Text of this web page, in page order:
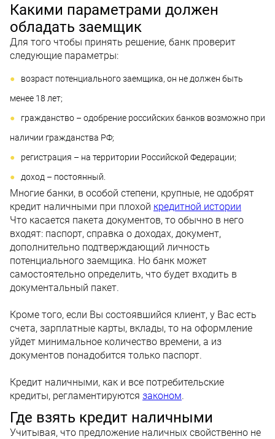
Какими параметрами должен
обладать заемщик
Для того чтобы принять решение, банк проверит
следующие параметры:
возраст потенциального заемщика, он не должен быть
менее 18 лет;
гражданство – одобрение российских банков возможно при
наличии гражданства РФ;
регистрация – на территории Российской Федерации;
доход – постоянный.
Многие банки, в особой степени, крупные, не одобрят
кредит наличными при плохой кредитной истории
Что касается пакета документов, то обычно в него
входят: паспорт, справка о доходах, документ,
дополнительно подтверждающий личность
потенциального заемщика. Но банк может
самостоятельно определить, что будет входить в
документальный пакет.
Кроме того, если Вы состоявшийся клиент, у Вас есть
счета, зарплатные карты, вклады, то на оформление
уйдет минимальное количество времени, а из
документов понадобится только паспорт.
Кредит наличными, как и все потребительские
кредиты, регламентируются законом.
Где взять кредит наличными
Учитывая, что предложение наличных свойственно не